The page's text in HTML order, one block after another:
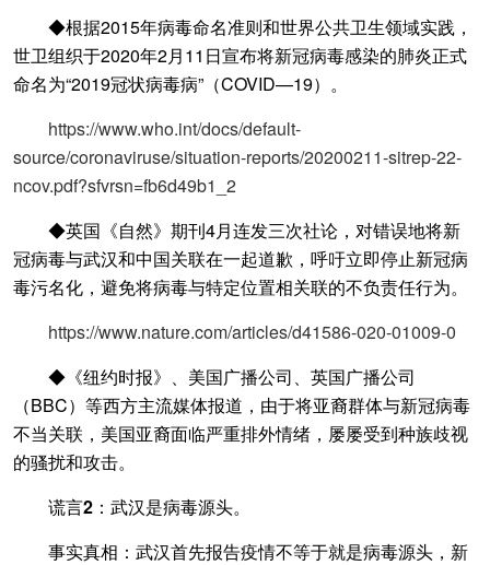
◆根据2015年病毒命名准则和世界公共卫生领域实践，
世卫组织于2020年2月11日宣布将新冠病毒感染的肺炎正式
命名为“2019冠状病毒病”（COVID—19）。
https://www.who.int/docs/default-
source/coronaviruse/situation-reports/20200211-sitrep-22-
ncov.pdf?sfvrsn=fb6d49b1_2
◆英国《自然》期刊4月连发三次社论，对错误地将新
冠病毒与武汉和中国关联在一起道歉，呼吁立即停止新冠病
毒污名化，避免将病毒与特定位置相关联的不负责任行为。
https://www.nature.com/articles/d41586-020-01009-0
◆《纽约时报》、美国广播公司、英国广播公司
（BBC）等西方主流媒体报道，由于将亚裔群体与新冠病毒
不当关联，美国亚裔面临严重排外情绪，屡屡受到种族歧视
的骚扰和攻击。
谎言2：武汉是病毒源头。
事实真相：武汉首先报告疫情不等于就是病毒源头，新